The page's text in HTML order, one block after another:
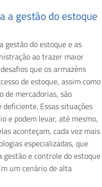
a gestão do estoque
gestão do estoque e as
ao trazer maior
que os armazéns
de estoque, assim como
de mercadorias, são
Essas situações
e podem levar, até mesmo,
aconteçam, cada vez mais
especializadas, que
e controle do estoque
um cenário de alta